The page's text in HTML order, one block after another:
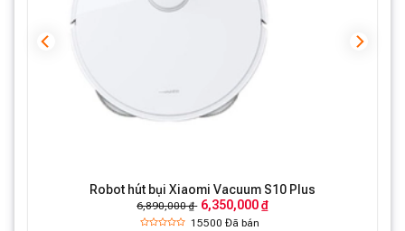
Robot hút bụi Xiaomi Vacuum S10 Plus
6,890,000 ₫ 6,350,000 ₫
15500Đã bán